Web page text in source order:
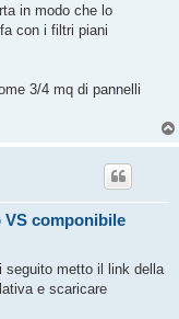
in modo che lo
con i filtri piani
3/4 mq di pannelli
VS componibile
seguito metto il link della
e scaricare